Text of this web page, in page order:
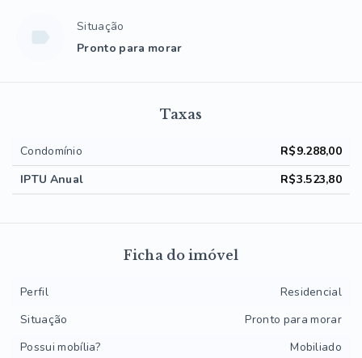
Situação
Pronto para morar
Taxas
Condomínio
R$9.288,00
IPTU Anual
R$3.523,80
Ficha do imóvel
Perfil
Residencial
Situação
Pronto para morar
Possui mobília?
Mobiliado